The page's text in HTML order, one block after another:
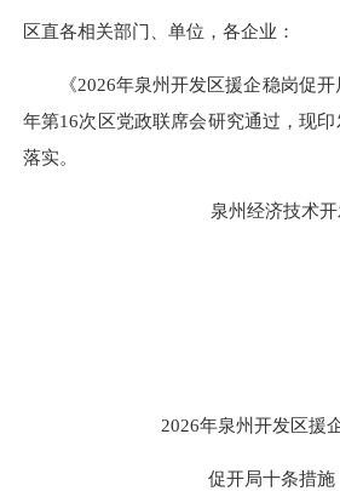
区直各相关部门、单位，各企业：
《2026年泉州开发区援企稳岗促开
年第16次区党政联席会研究通过，现
落实。
泉州经济技术开
2026年泉州开发区援
促开局十条措施